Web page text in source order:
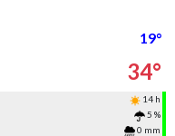
19°
34°
14 h
5 %
0 mm